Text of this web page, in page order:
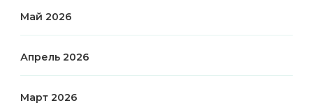
Май 2026
Апрель 2026
Март 2026